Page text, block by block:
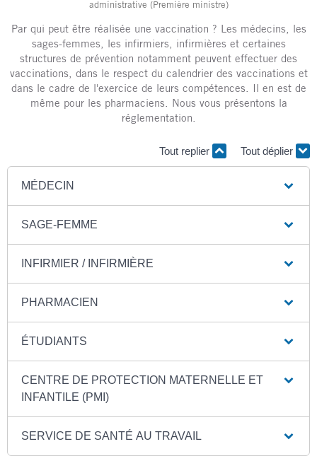
administrative (Première ministre)
Par qui peut être réalisée une vaccination ? Les médecins, les
sages-femmes, les infirmiers, infirmières et certaines
structures de prévention notamment peuvent effectuer des
vaccinations, dans le respect du calendrier des vaccinations et
dans le cadre de l'exercice de leurs compétences. Il en est de
même pour les pharmaciens. Nous vous présentons la
réglementation.
Tout replier Tout déplier
MÉDECIN
SAGE-FEMME
INFIRMIER / INFIRMIÈRE
PHARMACIEN
ÉTUDIANTS
CENTRE DE PROTECTION MATERNELLE ET
INFANTILE (PMI)
SERVICE DE SANTÉ AU TRAVAIL